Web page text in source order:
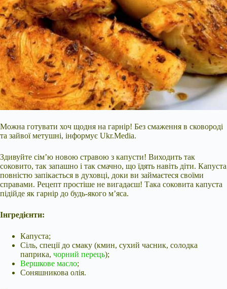
Можна готувати хоч щодня на гарнір! Без смаження в сковороді
та зайвої метушні, інформує Ukr.Media.
Здивуйте сім’ю новою стравою з капусти! Виходить так
соковито, так запашно і так смачно, що їдять навіть діти. Капуста
повністю запікається в духовці, доки ви займаєтеся своїми
справами. Рецепт простіше не вигадаєш! Така соковита капуста
підійде як гарнір до будь-якого м’яса.
Інгредієнти:
Капуста;
Сіль, спеції до смаку (кмин, сухий часник, солодка
паприка, чорний перець);
Вершкове масло;
Соняшникова олія.